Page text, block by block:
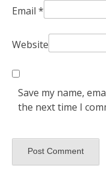
Email *
Website
Save my name,
the next time I